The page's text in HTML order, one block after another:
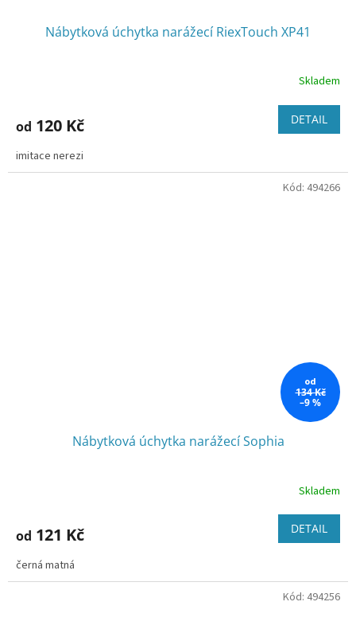
Nábytková úchytka narážecí RiexTouch XP41
Skladem
od 120 Kč DETAIL
imitace nerezi
od
134 Kč
–9 %
Nábytková úchytka narážecí Sophia
Skladem
od 121 Kč DETAIL
černá matná
Kód: 494266
Kód: 494256